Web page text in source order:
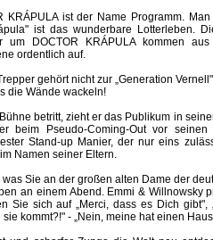
KRÁPULA ist der Name Programm.
ist das wunderbare Lotterleben.
um DOCTOR KRÁPULA kommen
ordentlich auf.
gehört nicht zur „Generation
die Wände wackeln!
betritt, zieht er das Publikum in
beim Pseudo-Coming-Out vor
Stand-up Manier, der nur eins
Namen seiner Eltern.
Sie an der großen alten Dame der
an einem Abend. Emmi & Willnowsky
Sie sich auf „Merci, dass es Dich
kommt?!" - „Nein, meine hat einen